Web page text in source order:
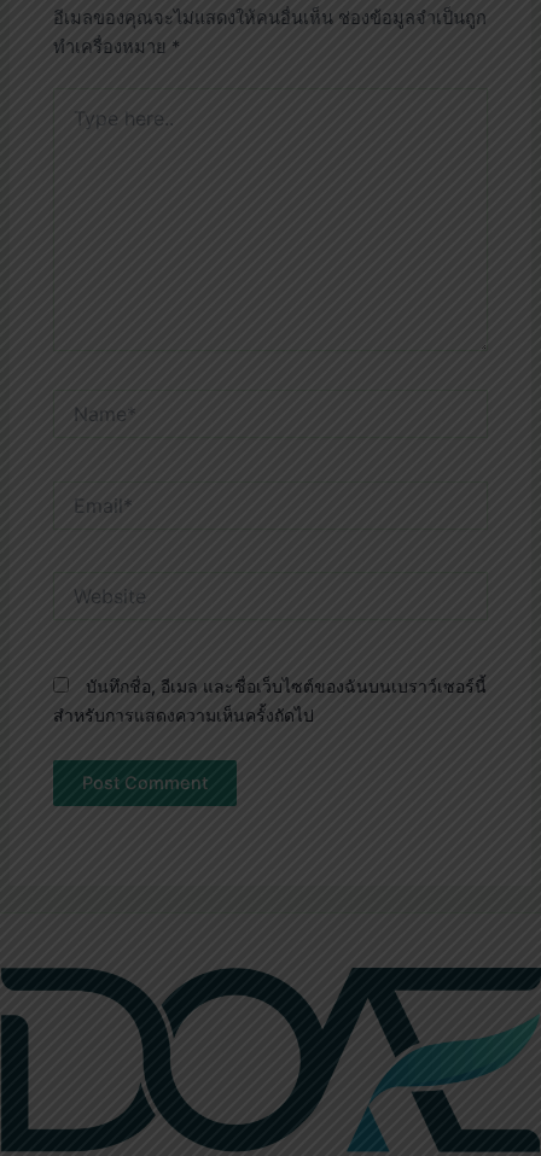
อีเมลของคุณจะไม่แสดงให้คนอื่นเห็น ช่องข้อมูลจำเป็นถูก
ทำเครื่องหมาย *
here..
บันทึกชื่อ, อีเมล และชื่อเว็บไซต์ของฉันบนเบราว์เซอร์นี้
สำหรับการแสดงความเห็นครั้งถัดไป